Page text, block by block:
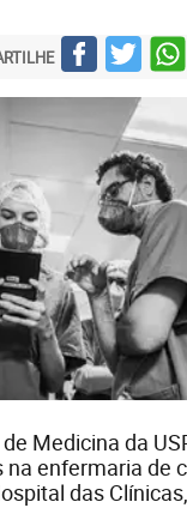
Medicina da
na enfermaria de
das